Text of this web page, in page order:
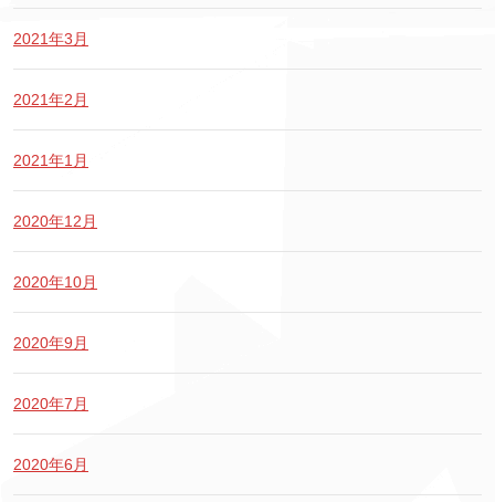
2021年3月
2021年2月
2021年1月
2020年12月
2020年10月
2020年9月
2020年7月
2020年6月